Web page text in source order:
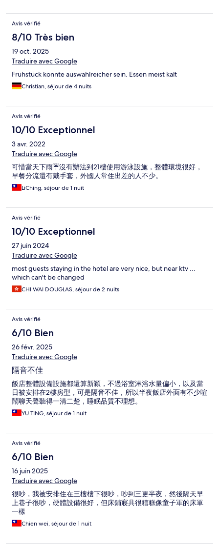
Avis vérifié
8/10 Très bien
19 oct. 2025
Traduire avec Google
Frühstück könnte auswahlreicher sein. Essen meist kalt
Christian, séjour de 4 nuits
Avis vérifié
10/10 Exceptionnel
3 avr. 2022
Traduire avec Google
可惜當天下雨☔️沒有辦法到21樓使用游泳設施，整體環境很好，
早餐分流還有戴手套，外國人常住出差的人不少。
LiChing, séjour de 1 nuit
Avis vérifié
10/10 Exceptionnel
27 juin 2024
Traduire avec Google
most guests staying in the hotel are very nice, but near ktv ...
which can't be changed
CHI WAI DOUGLAS, séjour de 2 nuits
Avis vérifié
6/10 Bien
26 févr. 2025
Traduire avec Google
隔音不佳
飯店整體設備設施都還算新穎，不過浴室淋浴水量偏小，以及當
日被安排在2樓房型，可是隔音不佳，所以半夜飯店外面有不少喧
鬧聊天聲聽得一清二楚，睡眠品質不理想。
YU TING, séjour de 1 nuit
Avis vérifié
6/10 Bien
16 juin 2025
Traduire avec Google
很吵，我被安排住在三樓樓下很吵，吵到三更半夜，然後隔天早
上巷子很吵，硬體設備很好，但床鋪寢具很糟糕像童子軍的床單
一樣
Chien wei, séjour de 1 nuit